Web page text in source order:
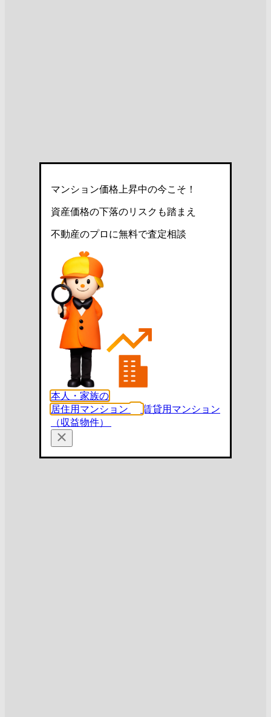
マンション価格上昇中の今こそ！
資産価格の下落のリスクも踏まえ
不動産のプロに無料で査定相談
本人・家族の
居住用マンション
賃貸用マンション
（収益物件）